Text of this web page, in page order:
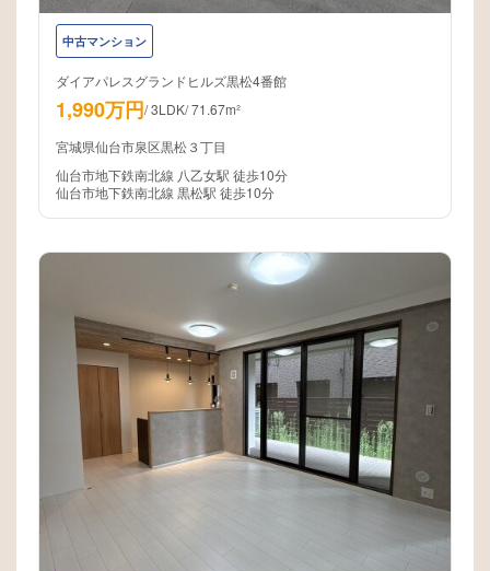
中古マンション
ダイアパレスグランドヒルズ黒松4番館
1,990万円/3LDK/71.67m²
宮城県仙台市泉区黒松３丁目
仙台市地下鉄南北線 八乙女駅 徒歩10分
仙台市地下鉄南北線 黒松駅 徒歩10分